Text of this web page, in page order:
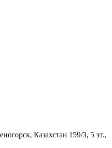
Казахстан 159/3, 5 эт.,